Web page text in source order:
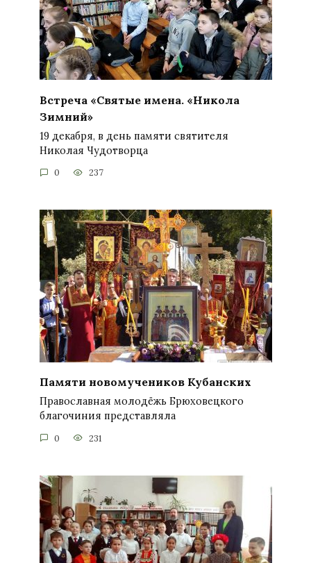
Встреча «Святые имена. «Никола
Зимний»
19 декабря, в день памяти святителя
Николая Чудотворца
0 237
Памяти новомучеников Кубанских
Православная молодёжь Брюховецкого
благочиния представляла
0 231